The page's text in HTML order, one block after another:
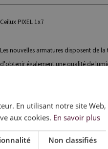
Ceilux PIXEL 1x7
Les nouvelles armatures disposent de
d'obtenir également une qualité de
La lumière Ceilux PIXEL intégrée dans
fonctionnelle de l'éclairage au plafond.
JE
DUTCH
FRENCH
En utilisant notre site Web,
aux cookies. En savoir plus
Non classifiés